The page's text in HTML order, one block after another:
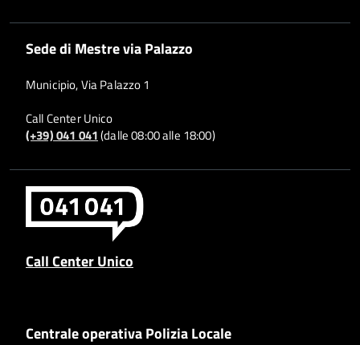
Sede di Mestre via Palazzo
Municipio, Via Palazzo 1
Call Center Unico
(+39) 041 041(dalle 08:00 alle 18:00)
Call Center Unico
Centrale operativa Polizia Locale